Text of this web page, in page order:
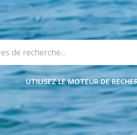
UTILISEZ LE MOTEUR DE